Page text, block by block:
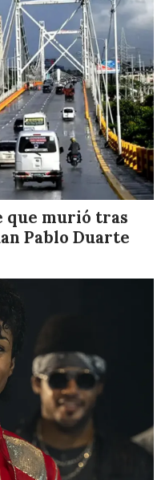
que murió tras
Pablo Duarte